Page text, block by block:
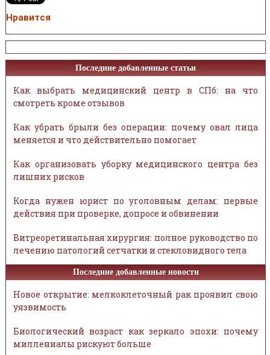
Нравится
Последние добавленные статьи
Как выбрать медицинский центр в СПб: на что
смотреть кроме отзывов
Как убрать брыли без операции: почему овал лица
меняется и что действительно помогает
Как организовать уборку медицинского центра без
лишних рисков
Когда нужен юрист по уголовным делам: первые
действия при проверке, допросе и обвинении
Витреоретинальная хирургия: полное руководство по
лечению патологий сетчатки и стекловидного тела
Последние добавленные новости
Новое открытие: мелкоклеточный рак проявил свою
уязвимость
Биологический возраст как зеркало эпохи: почему
миллениалы рискуют больше